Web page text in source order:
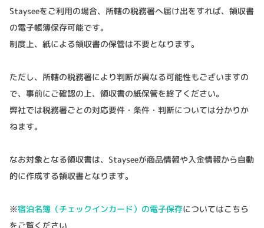
Stayseeをご利用の場合、所轄の税務署へ届け出をすれば、領収書
の電子帳簿保存可能です。
制度上、紙による領収書の保管は不要となります。
ただし、所轄の税務署により判断が異なる可能性もございますの
で、事前にご確認の上、領収書の紙保管を終了ください。
弊社では税務署ごとの対応要件・条件・判断については分かりか
ねます。
なお対象となる領収書は、Stayseeが商品情報や入金情報から自動
的に作成する領収書となります。
※宿泊名簿（チェックインカード）の電子保存についてはこちら
をご覧ください